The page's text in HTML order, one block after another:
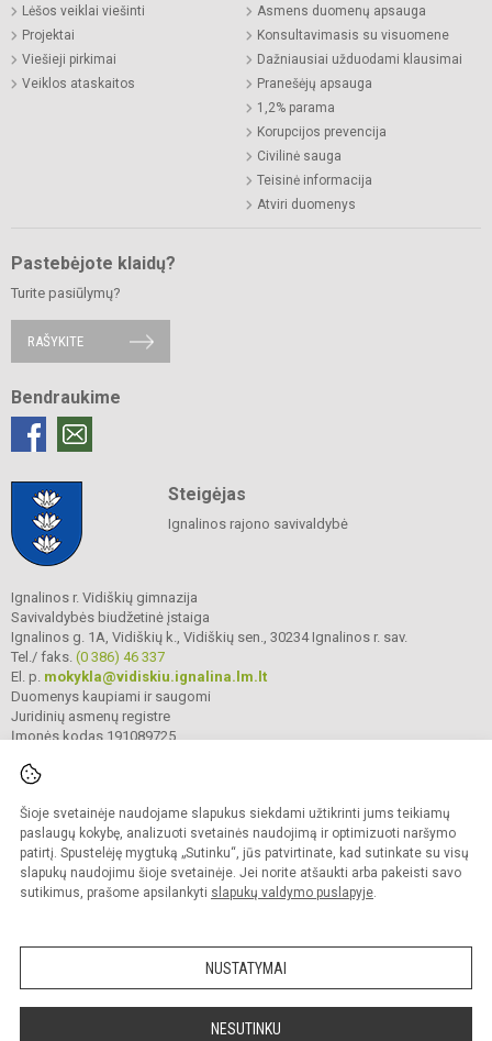
Šioje svetainėje naudojame slapukus siekdami užtikrinti jums teikiamų
paslaugų kokybę, analizuoti svetainės naudojimą ir optimizuoti naršymo
patirtį. Spustelėję mygtuką „Sutinku“, jūs patvirtinate, kad sutinkate su visų
slapukų naudojimu šioje svetainėje. Jei norite atšaukti arba pakeisti savo
sutikimus, prašome apsilankyti slapukų valdymo puslapyje.
NUSTATYMAI
NESUTINKU
Lėšos veiklai viešinti
Projektai
Viešieji pirkimai
Veiklos ataskaitos
Asmens duomenų apsauga
Konsultavimasis su visuomene
Dažniausiai užduodami klausimai
Pranešėjų apsauga
1,2% parama
Korupcijos prevencija
Civilinė sauga
Teisinė informacija
Atviri duomenys
Pastebėjote klaidų?
Turite pasiūlymų?
RAŠYKITE
Bendraukime
Steigėjas
Ignalinos rajono savivaldybė
Ignalinos r. Vidiškių gimnazija
Savivaldybės biudžetinė įstaiga
Ignalinos g. 1A, Vidiškių k., Vidiškių sen., 30234 Ignalinos r. sav.
Tel./ faks. (0 386) 46 337
El. p. mokykla@vidiskiu.ignalina.lm.lt
Duomenys kaupiami ir saugomi
Juridinių asmenų registre
Įmonės kodas 191089725
© 2025. Ignalinos r. Vidiškių gimnazija. Visos teisės saugomos.
Kopijuoti turinį be raštiško gimnazijos sutikimo griežtai draudžiama.
Prieinamumo paraiška Slapukų valdymas
Sumanus būdas atnaujinti